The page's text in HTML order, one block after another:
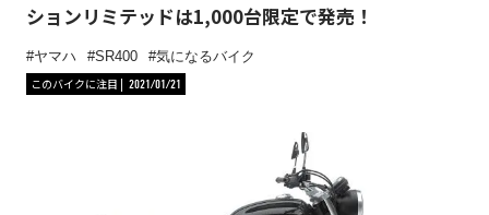
ションリミテッドは1,000台限定で発売！
ヤマハ SR400
気になるバイク
このバイクに注目
2021/01/21